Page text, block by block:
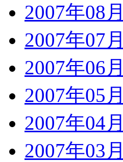
2007年08月
2007年07月
2007年06月
2007年05月
2007年04月
2007年03月